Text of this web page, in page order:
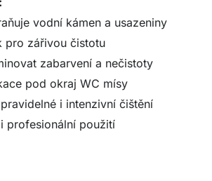
vodní kámen a usazeniny
pro zářivou čistotu
zabarvení a nečistoty
pod okraj WC mísy
i intenzivní čištění
profesionální použití